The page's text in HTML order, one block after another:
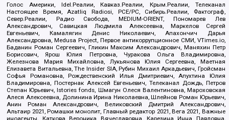
Голос Америки, Idel.Реалии, Кавказ.Реалии, Крым.Реалии, Телеканал
Настоящее Время, Azatliq Radiosi, PCE/PC, Сибирь.Реалии, Фактограф,
Север.Реалии, Радио Свобода, MEDIUM-ORIENT, Пономарев Лев
Александрович, Савицкая Людмила Алексеевна, Маркелов Сергей
Евгеньевич, Камалягин Денис Николаевич, Апахончич Дарья
Александровна, Medusa Project, Первое антикоррупционное СМИ, VTimes.io,
Баданин Роман Сергеевич, Гликин Максим Александрович, Маняхин Петр
Борисович, Ярош Юлия Петровна, Чуракова Ольга Владимировна,
Железнова Мария Михайловна, Лукьянова Юлия Сергеевна, Маетная
Елизавета Витальевна, The Insider SIA, Рубин Михаил Аркадьевич, Гройсман
Софья Романовна, Рождественский Илья Дмитриевич, Апухтина Юлия
Владимировна, Постернак Алексей Евгеньевич, Телеканал Дождь, Петров
Степан Юрьевич, Istories fonds, Шмагун Олеся Валентиновна, Мароховская
Алеся Алексеевна, Долинина Ирина Николаевна, Шлейнов Роман Юрьевич,
Анин Роман Александрович, Великовский Дмитрий Александрович,
Альтаир 2021, Ромашки монолит, Главный редактор 2021, Вега 2021, Важные
иноагенты, Каткова Вероника Вячеславовна, Карезина Инна Павловна,